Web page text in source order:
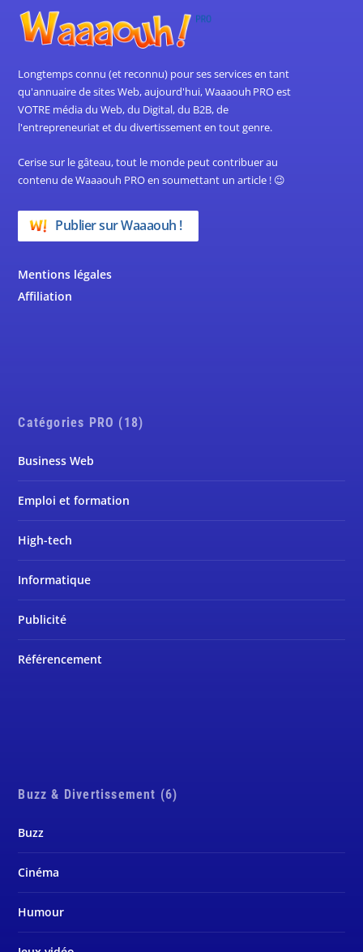
Longtemps connu (et reconnu) pour ses services en tant
qu'annuaire de sites Web, aujourd'hui, Waaaouh PRO est
VOTRE média du Web, du Digital, du B2B, de
l'entrepreneuriat et du divertissement en tout genre.
Cerise sur le gâteau, tout le monde peut contribuer au
contenu de Waaaouh PRO en soumettant un article ! 😉
Publier sur Waaaouh !
Mentions légales
Affiliation
Catégories PRO (18)
Business Web
Emploi et formation
High-tech
Informatique
Publicité
Référencement
Buzz & Divertissement (6)
Buzz
Cinéma
Humour